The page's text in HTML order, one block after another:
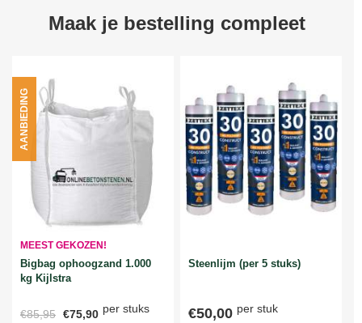
Maak je bestelling compleet
MEEST GEKOZEN!
Bigbag ophoogzand 1.000
kg Kijlstra
€85,95 €75,90 per stuks
AANBIEDING
Steenlijm (per 5 stuks)
€50,00 per stuk